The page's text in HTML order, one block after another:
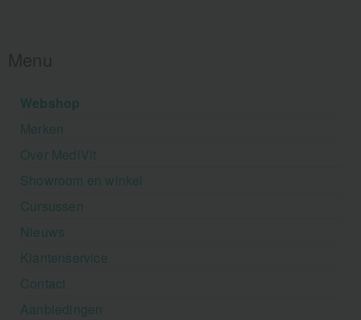
Webshop
Merken
Over MediVit
Showroom en winkel
Cursussen
Nieuws
Klantenservice
Contact
Aanbiedingen